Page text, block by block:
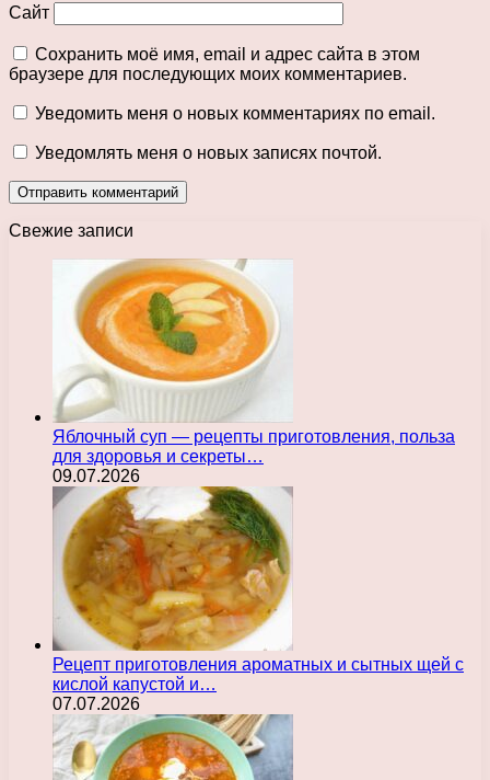
Сайт
Сохранить моё имя, email и адрес сайта в этом
браузере для последующих моих комментариев.
Уведомить меня о новых комментариях по email.
Уведомлять меня о новых записях почтой.
Свежие записи
Яблочный суп — рецепты приготовления, польза
для здоровья и секреты…
09.07.2026
Рецепт приготовления ароматных и сытных щей с
кислой капустой и…
07.07.2026